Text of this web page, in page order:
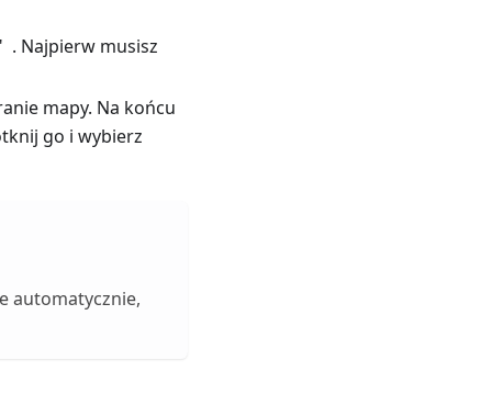
. Najpierw musisz
mapy. Na końcu
go i wybierz
automatycznie,